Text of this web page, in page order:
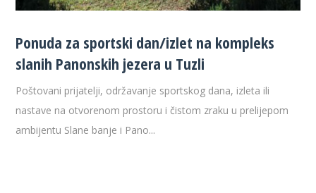
Ponuda za sportski dan/izlet na kompleks
slanih Panonskih jezera u Tuzli
Poštovani prijatelji, održavanje sportskog dana, izleta ili
nastave na otvorenom prostoru i čistom zraku u prelijepom
ambijentu Slane banje i Pano...